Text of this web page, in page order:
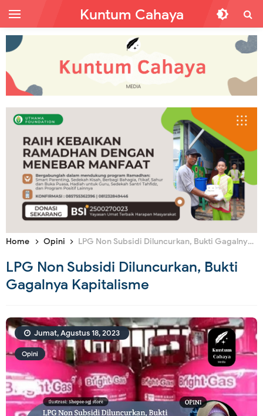
Kuntum Cahaya
Home Opini LPG Non Subsidi Diluncurkan, Bukti Gagalnya Kapitalisme
LPG Non Subsidi Diluncurkan, Bukti
Gagalnya Kapitalisme
Opini
Jumat, Agustus 18, 2023